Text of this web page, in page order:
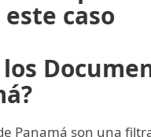
caso
Panamá son una